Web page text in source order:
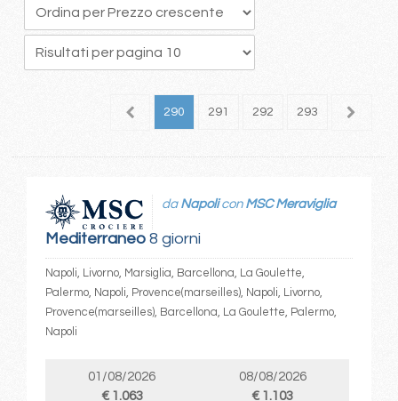
289 290 291 292 293 294
Mediterraneo8 giorni
da Napolicon MSC Meraviglia
Napoli, Livorno, Marsiglia, Barcellona, La Goulette,
Palermo, Napoli, Provence(marseilles), Napoli, Livorno,
Provence(marseilles), Barcellona, La Goulette, Palermo,
Napoli
01/08/2026
€ 1.063
08/08/2026
€ 1.103